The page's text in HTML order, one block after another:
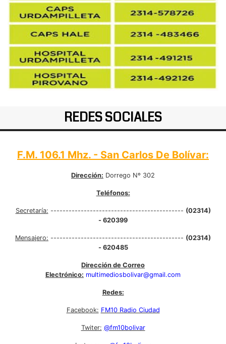
REDES SOCIALES
F.M. 106.1 Mhz. - San Carlos De Bolívar:
Dirección: Dorrego Nº 302
Teléfonos:
Secretaría: -------------------------------------------- (02314)
- 620399
Mensajero: -------------------------------------------- (02314)
- 620485
Dirección de Correo
Electrónico: multimediosbolivar@gmail.com
Redes:
Facebook: FM10 Radio Ciudad
Twiter: @fm10bolivar